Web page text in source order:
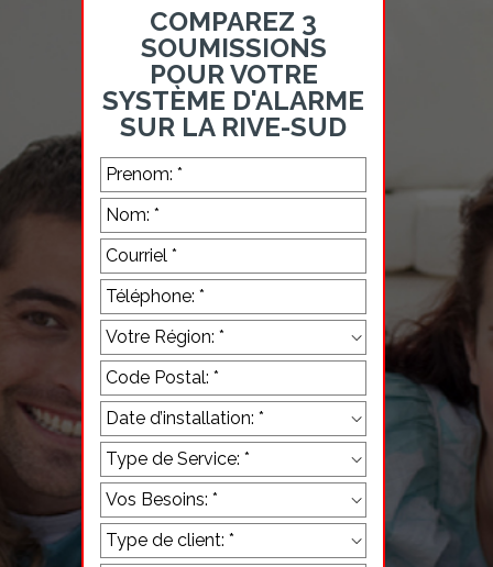
COMPAREZ 3
SOUMISSIONS
POUR VOTRE
SYSTÈME D'ALARME
SUR LA RIVE-SUD